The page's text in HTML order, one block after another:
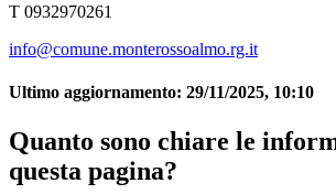
T 0932970261
info@comune.monterossoalmo.rg.it
Ultimo aggiornamento: 29/11/2025, 10:10
Quanto sono chiare le
questa pagina?